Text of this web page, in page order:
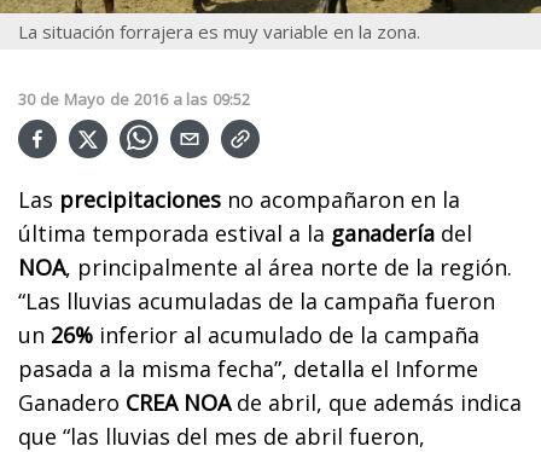
La situación forrajera es muy variable en la zona.
30 de Mayo de 2016 a las 09:52
Las precipitaciones no acompañaron en la
última temporada estival a la ganadería del
NOA, principalmente al área norte de la región.
“Las lluvias acumuladas de la campaña fueron
un 26% inferior al acumulado de la campaña
pasada a la misma fecha”, detalla el Informe
Ganadero CREA NOAde abril, que además indica
que “las lluvias del mes de abril fueron,